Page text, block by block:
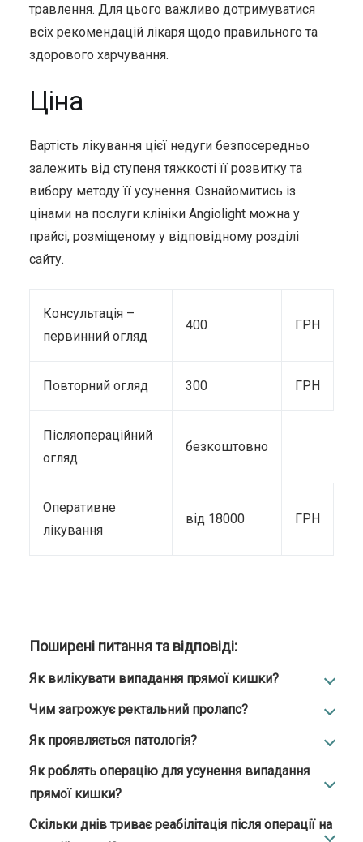
травлення. Для цього важливо дотримуватися
всіх рекомендацій лікаря щодо правильного та
здорового харчування.
Ціна
Вартість лікування цієї недуги безпосередньо
залежить від ступеня тяжкості її розвитку та
вибору методу її усунення. Ознайомитись із
цінами на послуги клініки Angiolight можна у
прайсі, розміщеному у відповідному розділі
сайту.
Консультація –
первинний огляд
400 ГРН
Повторний огляд 300 ГРН
Післяопераційний
огляд
безкоштовно
Оперативне
лікування
від 18000 ГРН
Поширені питання та відповіді:
Як вилікувати випадання прямої кишки?
Чим загрожує ректальний пролапс?
Як проявляється патологія?
Як роблять операцію для усунення випадання
прямої кишки?
Скільки днів триває реабілітація після операції на